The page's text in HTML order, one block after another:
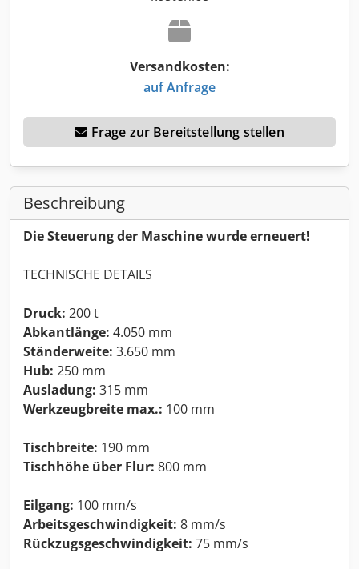
Versandkosten:
auf Anfrage
Frage zur Bereitstellung stellen
Beschreibung
Die Steuerung der Maschine wurde erneuert!
TECHNISCHE DETAILS
Druck: 200 t
Abkantlänge: 4.050 mm
Ständerweite: 3.650 mm
Hub: 250 mm
Ausladung: 315 mm
Werkzeugbreite max.: 100 mm
Tischbreite: 190 mm
Tischhöhe über Flur: 800 mm
Eilgang: 100 mm/s
Arbeitsgeschwindigkeit: 8 mm/s
Rückzugsgeschwindigkeit: 75 mm/s